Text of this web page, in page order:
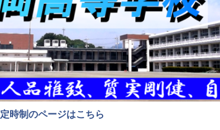
定時制のページはこちら